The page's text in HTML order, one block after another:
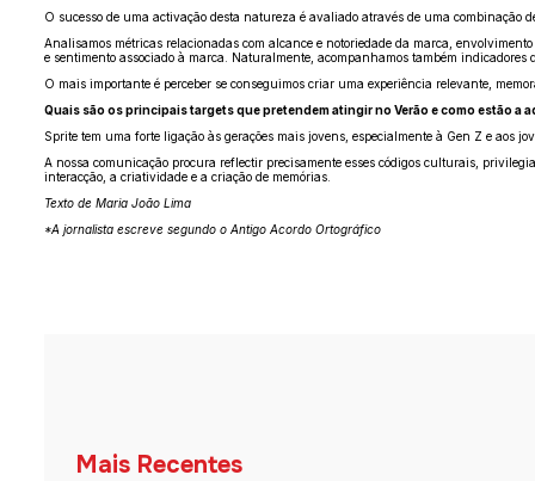
O sucesso de uma activação desta natureza é avaliado através de uma combinação
Analisamos métricas relacionadas com alcance e notoriedade da marca,
e sentimento associado à marca. Naturalmente, acompanhamos também indicadores
O mais importante é perceber se conseguimos criar uma experiência relevante,
Quais são os principais targets que pretendem atingir no Verão e como estão a
Sprite tem uma forte ligação às gerações mais jovens, especialmente à Gen Z e
A nossa comunicação procura reflectir precisamente esses códigos culturais,
interacção, a criatividade e a criação de memórias.
Texto de Maria João Lima
*A jornalista escreve segundo o Antigo Acordo Ortográfico
Mais Recentes